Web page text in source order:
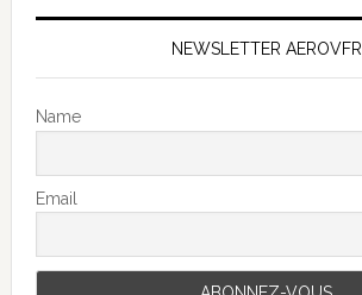
NEWSLETTER AEROVFR
Name
Email